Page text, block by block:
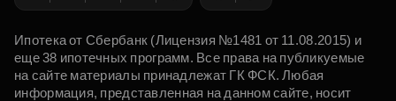
Ипотека от Сбербанк (Лицензия №1481 от 11.08.2015) и
еще 38 ипотечных программ. Все права на публикуемые
на сайте материалы принадлежат ГК ФСК. Любая
информация, представленная на данном сайте, носит